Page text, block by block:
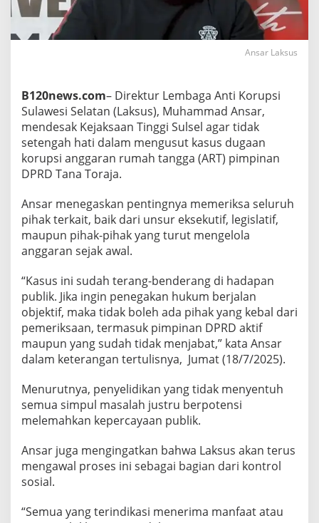
L
u
s
M
i
n
t
a
K
j
a
t
i
l
s
e
l
T
a
k
a
n
d
a
g
B
u
Ansar Laksus
B120news.com– Direktur Lembaga Anti Korupsi
Sulawesi Selatan (Laksus), Muhammad Ansar,
mendesak Kejaksaan Tinggi Sulsel agar tidak
setengah hati dalam mengusut kasus dugaan
korupsi anggaran rumah tangga (ART) pimpinan
DPRD Tana Toraja.
Ansar menegaskan pentingnya memeriksa seluruh
pihak terkait, baik dari unsur eksekutif, legislatif,
maupun pihak-pihak yang turut mengelola
anggaran sejak awal.
“Kasus ini sudah terang-benderang di hadapan
publik. Jika ingin penegakan hukum berjalan
objektif, maka tidak boleh ada pihak yang kebal dari
pemeriksaan, termasuk pimpinan DPRD aktif
maupun yang sudah tidak menjabat,” kata Ansar
dalam keterangan tertulisnya, Jumat (18/7/2025).
Menurutnya, penyelidikan yang tidak menyentuh
semua simpul masalah justru berpotensi
melemahkan kepercayaan publik.
Ansar juga mengingatkan bahwa Laksus akan terus
mengawal proses ini sebagai bagian dari kontrol
sosial.
“Semua yang terindikasi menerima manfaat atau